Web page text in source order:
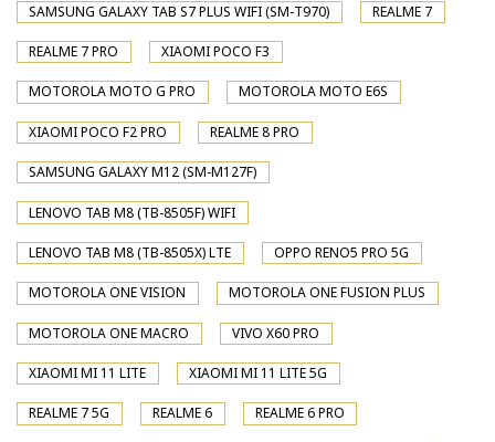
SAMSUNG GALAXY TAB S7 PLUS WIFI (SM-T970) REALME 7
REALME 7 PRO XIAOMI POCO F3
MOTOROLA MOTO G PRO MOTOROLA MOTO E6S
XIAOMI POCO F2 PRO REALME 8 PRO
SAMSUNG GALAXY M12 (SM-M127F)
LENOVO TAB M8 (TB-8505F) WIFI
LENOVO TAB M8 (TB-8505X) LTE OPPO RENO5 PRO 5G
MOTOROLA ONE VISION MOTOROLA ONE FUSION PLUS
MOTOROLA ONE MACRO VIVO X60 PRO
XIAOMI MI 11 LITE XIAOMI MI 11 LITE 5G
REALME 7 5G REALME 6 REALME 6 PRO